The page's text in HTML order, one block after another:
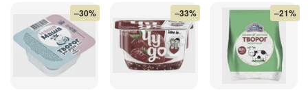
–30% –33% –21%